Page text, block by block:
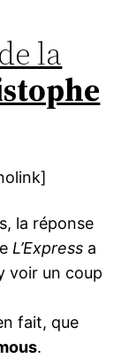
la
la réponse
L’Express a
voir un coup
fait, que
.